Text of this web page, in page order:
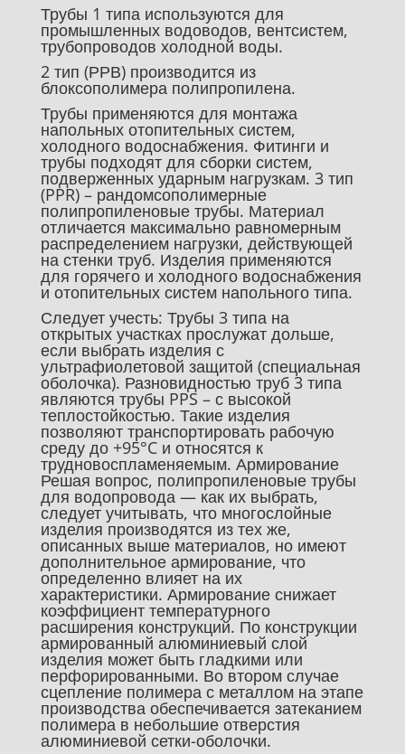
Трубы 1 типа используются для
промышленных водоводов, вентсистем,
трубопроводов холодной воды.
2 тип (РРВ) производится из
блоксополимера полипропилена.
Трубы применяются для монтажа
напольных отопительных систем,
холодного водоснабжения. Фитинги и
трубы подходят для сборки систем,
подверженных ударным нагрузкам. 3 тип
(PPR) – рандомсополимерные
полипропиленовые трубы. Материал
отличается максимально равномерным
распределением нагрузки, действующей
на стенки труб. Изделия применяются
для горячего и холодного водоснабжения
и отопительных систем напольного типа.
Следует учесть: Трубы 3 типа на
открытых участках прослужат дольше,
если выбрать изделия с
ультрафиолетовой защитой (специальная
оболочка). Разновидностью труб 3 типа
являются трубы PPS – с высокой
теплостойкостью. Такие изделия
позволяют транспортировать рабочую
среду до +95°C и относятся к
трудновоспламеняемым. Армирование
Решая вопрос, полипропиленовые трубы
для водопровода — как их выбрать,
следует учитывать, что многослойные
изделия производятся из тех же,
описанных выше материалов, но имеют
дополнительное армирование, что
определенно влияет на их
характеристики. Армирование снижает
коэффициент температурного
расширения конструкций. По конструкции
армированный алюминиевый слой
изделия может быть гладкими или
перфорированными. Во втором случае
сцепление полимера с металлом на этапе
производства обеспечивается затеканием
полимера в небольшие отверстия
алюминиевой сетки-оболочки.